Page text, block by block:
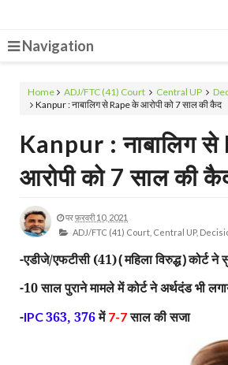
Navigation
Home ADJ/FTC (41) Court Central UP
Kanpur : नाबालिग से Rape के आरोपी को 7 साल की कैद
Kanpur : नाबालिग
आरोपी को 7 साल की
परफ़रवरी 10, 2021
ADJ/FTC (41) Court, Central UP,
-एडीजे/एफटीसी (41)(महिला विरुद्ध)कोर्ट ने
-10 साल पुराने मामले में कोर्ट ने अर्थदंड भी
-IPC363, 376में7-7साल की सजा